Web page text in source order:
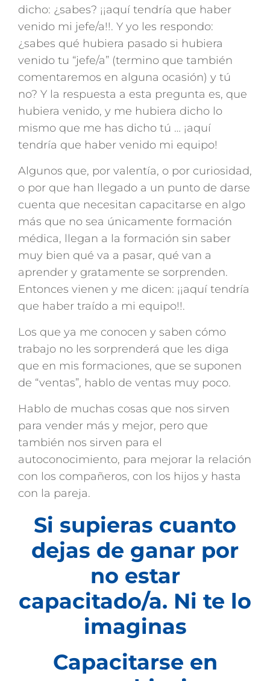
dicho: ¿sabes? ¡¡aquí tendría que haber
venido mi jefe/a!!. Y yo les respondo:
¿sabes qué hubiera pasado si hubiera
venido tu “jefe/a” (termino que también
comentaremos en alguna ocasión) y tú
no? Y la respuesta a esta pregunta es, que
hubiera venido, y me hubiera dicho lo
mismo que me has dicho tú … ¡aquí
tendría que haber venido mi equipo!
Algunos que, por valentía, o por curiosidad,
o por que han llegado a un punto de darse
cuenta que necesitan capacitarse en algo
más que no sea únicamente formación
médica, llegan a la formación sin saber
muy bien qué va a pasar, qué van a
aprender y gratamente se sorprenden.
Entonces vienen y me dicen: ¡¡aquí tendría
que haber traído a mi equipo!!.
Los que ya me conocen y saben cómo
trabajo no les sorprenderá que les diga
que en mis formaciones, que se suponen
de “ventas”, hablo de ventas muy poco.
Hablo de muchas cosas que nos sirven
para vender más y mejor, pero que
también nos sirven para el
autoconocimiento, para mejorar la relación
con los compañeros, con los hijos y hasta
con la pareja.
Si supieras cuanto
dejas de ganar por
no estar
capacitado/a. Ni te lo
imaginas
Capacitarse en